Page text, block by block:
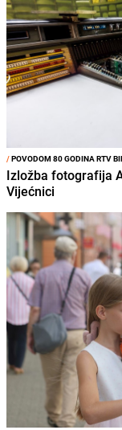
/POVODOM 80 GODINA RTV
Izložba fotografija
Vijećnici